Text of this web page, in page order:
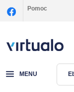
Pomoc
MENU